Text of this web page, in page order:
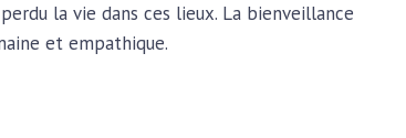
la vie dans ces lieux. La bienveillance
et empathique.